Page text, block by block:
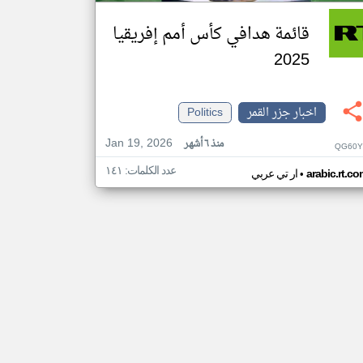
قائمة هدافي كأس أمم إفريقيا
2025
اخبار جزر القمر
Politics
Jan 19, 2026
منذ ٦ أشهر
ار تي عربي• عدد الكلمات: ١٤١